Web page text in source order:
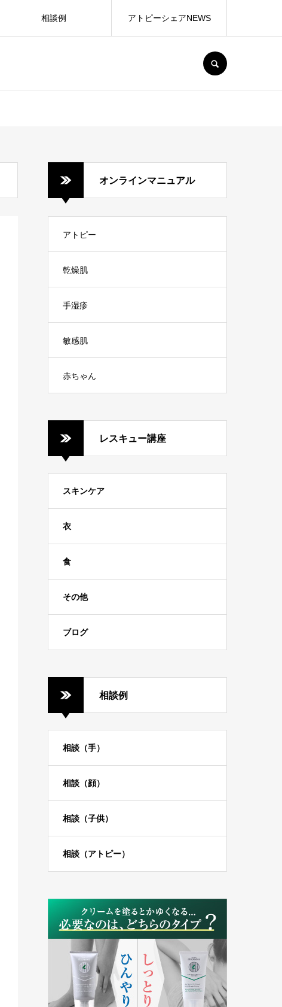
相談例 アトピーシェアNEWS
オンラインマニュアル
アトピー
乾燥肌
手湿疹
敏感肌
赤ちゃん
レスキュー講座
スキンケア
衣
食
その他
ブログ
相談例
相談（手）
相談（顔）
相談（子供）
相談（アトピー）